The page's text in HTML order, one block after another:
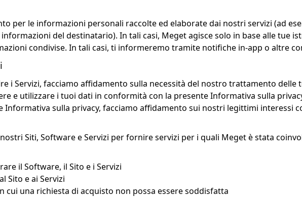
per le informazioni personali raccolte ed elaborate dai nostri servizi (ad
del destinatario). In tali casi, Meget agisce solo in base alle tue
condivise. In tali casi, ti informeremo tramite notifiche in-app o altre
i Servizi, facciamo affidamento sulla necessità del nostro trattamento delle
e utilizzare i tuoi dati in conformità con la presente Informativa sulla
Informativa sulla privacy, facciamo affidamento sui nostri legittimi interessi
Siti, Software e Servizi per fornire servizi per i quali Meget è stata
il Software, il Sito e i Servizi
Sito e ai Servizi
cui una richiesta di acquisto non possa essere soddisfatta